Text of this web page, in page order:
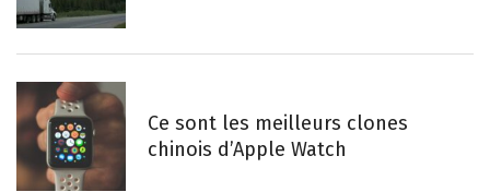
Ce sont les meilleurs clones
chinois d’Apple Watch